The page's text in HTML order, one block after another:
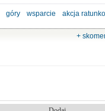
góry wsparcie akcja
+